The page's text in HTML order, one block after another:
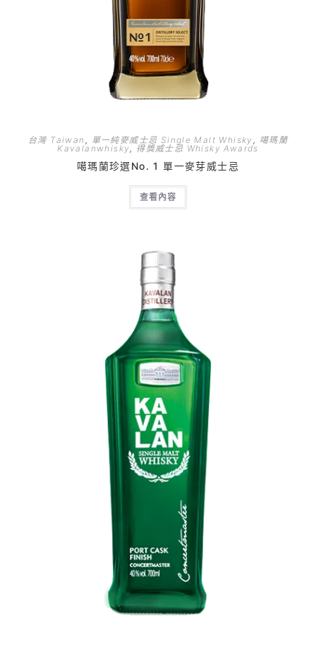
台灣 Taiwan , 單一純麥威士忌 Single Malt Whisky , 噶瑪蘭
Kavalanwhisky, 得獎威士忌 Whisky Awards
噶瑪蘭珍選No. 1 單一麥芽威士忌
查看內容